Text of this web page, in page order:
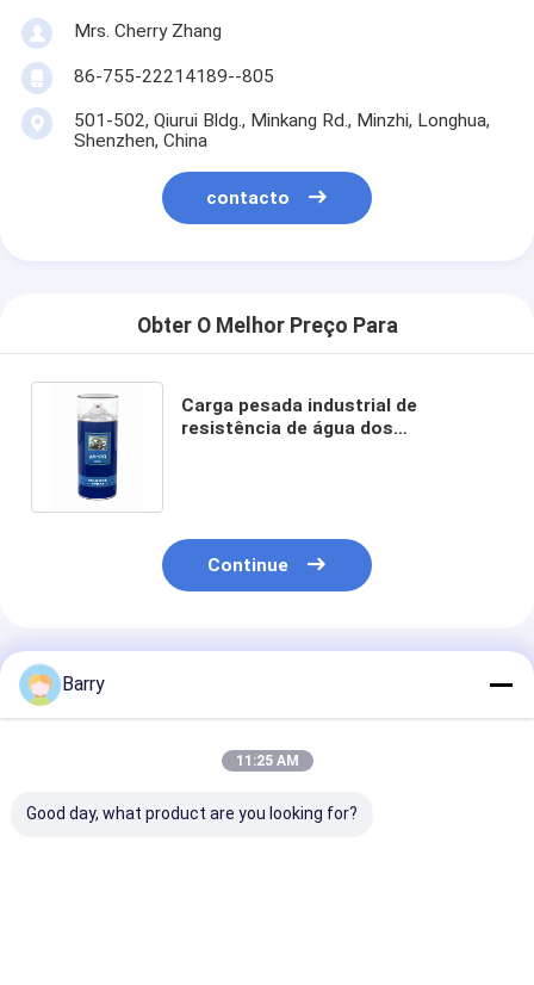
Mrs. Cherry Zhang
86-755-22214189--805
501-502, Qiurui Bldg., Minkang Rd., Minzhi, Longhua,
Shenzhen, China
contacto
Obter O Melhor Preço Para
Carga pesada industrial de
resistência de água dos
Continue
Produtos Recomendados
Barry
11:25 AM
Good day, what product are you looking for?